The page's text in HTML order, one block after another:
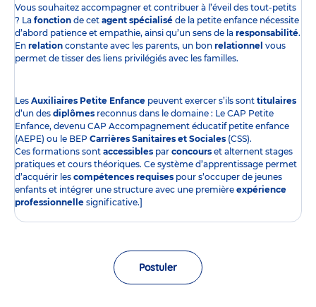
Vous souhaitez accompagner et contribuer à l’éveil des tout-petits
? La fonction de cet agent spécialisé de la petite enfance nécessite
d’abord patience et empathie, ainsi qu’un sens de la responsabilité.
En relation constante avec les parents, un bon relationnel vous
permet de tisser des liens privilégiés avec les familles.
Les Auxiliaires Petite Enfance peuvent exercer s’ils sont titulaires
d’un des diplômes reconnus dans le domaine : Le CAP Petite
Enfance, devenu CAP Accompagnement éducatif petite enfance
(AEPE) ou le BEP Carrières Sanitaires et Sociales (CSS).
Ces formations sont accessibles par concours et alternent stages
pratiques et cours théoriques. Ce système d’apprentissage permet
d’acquérir les compétences requises pour s’occuper de jeunes
enfants et intégrer une structure avec une première expérience
professionnelle significative.]
Postuler